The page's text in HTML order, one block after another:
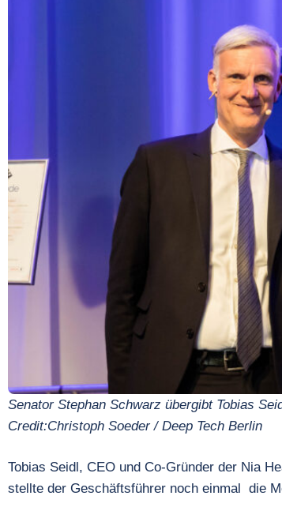
SenatorStephan Schwarz übergibt Tobias
Credit:Christoph Soeder / Deep Tech Berlin
Tobias Seidl, CEO und Co-Gründer der Nia
stellte der Geschäftsführer noch einmal die